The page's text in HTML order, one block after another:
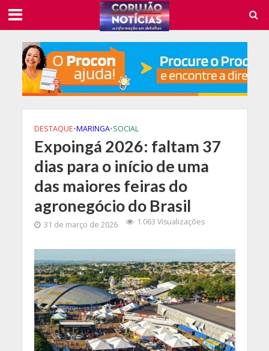
DESTAQUE•MARINGA•SOCIAL
Expoingá 2026: faltam 37
dias para o início de uma
das maiores feiras do
agronegócio do Brasil
31 de março de 2026 1.063 Visualizações